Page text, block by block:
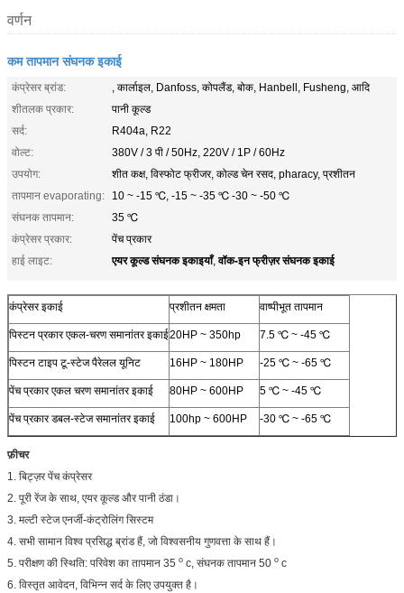
वर्णन
कम तापमान संघनक इकाई
कंप्रेसर ब्रांड:
, कार्लाइल, Danfoss, कोपलैंड, बोक, Hanbell, Fusheng, आदि
शीतलक प्रकार:
पानी कूल्ड
सर्द:
R404a, R22
वोल्ट:
380V / 3 पी / 50Hz, 220V / 1P / 60Hz
उपयोग:
शीत कक्ष, विस्फोट फ्रीजर, कोल्ड चेन रसद, pharacy, प्रशीतन
तापमान evaporating:
10 ~ -15 ℃, -15 ~ -35 ℃ -30 ~ -50 ℃
संघनक तापमान:
35 ℃
कंप्रेसर प्रकार:
पेंच प्रकार
हाई लाइट:
एयर कूल्ड संघनक इकाइयाँ,वॉक-इन फ्रीज़र संघनक इकाई
कंप्रेसर इकाई प्रशीतन क्षमता वाष्पीभूत तापमान
पिस्टन प्रकार एकल-चरण समानांतर इकाई20HP ~ 350hp 7.5 ℃ ~ -45 ℃
पिस्टन टाइप टू-स्टेज पैरेलल यूनिट 16HP ~ 180HP -25 ℃ ~ -65 ℃
पेंच प्रकार एकल चरण समानांतर इकाई 80HP ~ 600HP 5 ℃ ~ -45 ℃
पेंच प्रकार डबल-स्टेज समानांतर इकाई 100hp ~ 600HP -30 ℃ ~ -65 ℃
फ़ीचर
1. बिट्ज़र पेंच कंप्रेसर
2. पूरी रेंज के साथ, एयर कूल्ड और पानी ठंडा।
3. मल्टी स्टेज एनर्जी-कंट्रोलिंग सिस्टम
4. सभी सामान विश्व प्रसिद्ध ब्रांड हैं, जो विश्वसनीय गुणवत्ता के साथ हैं।
5. परीक्षण की स्थिति: परिवेश का तापमान 35 o c, संघनक तापमान 50 o c
6. विस्तृत आवेदन, विभिन्न सर्द के लिए उपयुक्त है।